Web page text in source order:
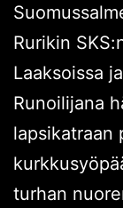
Rurikin
Laaksoissa
Runoilijana
lapsikatraan
turhan